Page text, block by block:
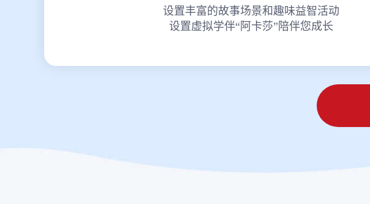
设置丰富的故事场景和趣味益智活动
设置虚拟学伴“阿卡莎”陪伴您成长